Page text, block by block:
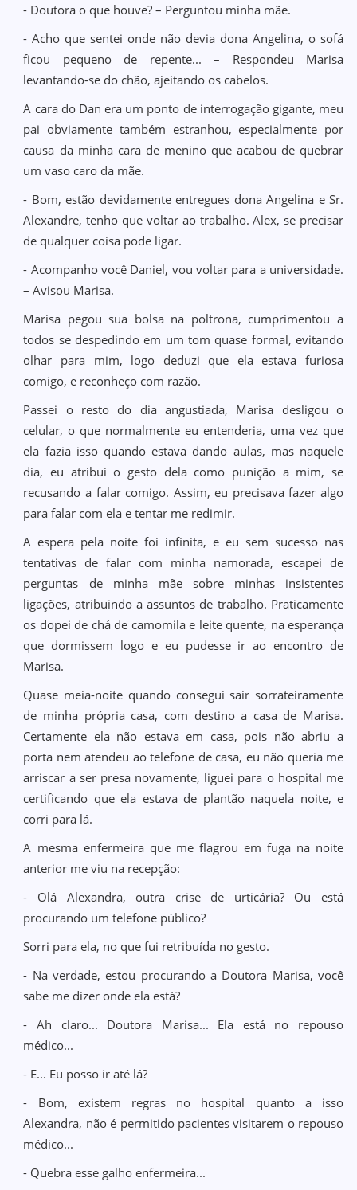
- Doutora o que houve? – Perguntou minha mãe.
- Acho que sentei onde não devia dona Angelina, o sofá
ficou pequeno de repente... – Respondeu Marisa
levantando-se do chão, ajeitando os cabelos.
A cara do Dan era um ponto de interrogação gigante, meu
pai obviamente também estranhou, especialmente por
causa da minha cara de menino que acabou de quebrar
um vaso caro da mãe.
- Bom, estão devidamente entregues dona Angelina e Sr.
Alexandre, tenho que voltar ao trabalho. Alex, se precisar
de qualquer coisa pode ligar.
- Acompanho você Daniel, vou voltar para a universidade.
– Avisou Marisa.
Marisa pegou sua bolsa na poltrona, cumprimentou a
todos se despedindo em um tom quase formal, evitando
olhar para mim, logo deduzi que ela estava furiosa
comigo, e reconheço com razão.
Passei o resto do dia angustiada, Marisa desligou o
celular, o que normalmente eu entenderia, uma vez que
ela fazia isso quando estava dando aulas, mas naquele
dia, eu atribui o gesto dela como punição a mim, se
recusando a falar comigo. Assim, eu precisava fazer algo
para falar com ela e tentar me redimir.
A espera pela noite foi infinita, e eu sem sucesso nas
tentativas de falar com minha namorada, escapei de
perguntas de minha mãe sobre minhas insistentes
ligações, atribuindo a assuntos de trabalho. Praticamente
os dopei de chá de camomila e leite quente, na esperança
que dormissem logo e eu pudesse ir ao encontro de
Marisa.
Quase meia-noite quando consegui sair sorrateiramente
de minha própria casa, com destino a casa de Marisa.
Certamente ela não estava em casa, pois não abriu a
porta nem atendeu ao telefone de casa, eu não queria me
arriscar a ser presa novamente, liguei para o hospital me
certificando que ela estava de plantão naquela noite, e
corri para lá.
A mesma enfermeira que me flagrou em fuga na noite
anterior me viu na recepção:
- Olá Alexandra, outra crise de urticária? Ou está
procurando um telefone público?
Sorri para ela, no que fui retribuída no gesto.
- Na verdade, estou procurando a Doutora Marisa, você
sabe me dizer onde ela está?
- Ah claro... Doutora Marisa... Ela está no repouso
médico...
- E... Eu posso ir até lá?
- Bom, existem regras no hospital quanto a isso
Alexandra, não é permitido pacientes visitarem o repouso
médico...
- Quebra esse galho enfermeira...